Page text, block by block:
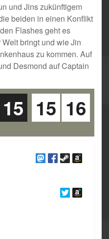
und Jins zukünftigem
beiden in einen Konflikt
Flashes geht es
bringt und wie Jin
zu kommen. Auf
Desmond auf Captain
16
15
15